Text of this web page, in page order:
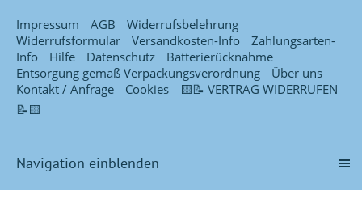
Impressum AGB
Widerrufsbelehrung
Widerrufsformular
Versandkosten-Info
Zahlungsarten-
Info
Hilfe Datenschutz
Batterierücknahme
Entsorgung gemäß Verpackungsverordnung
Über uns
Kontakt / Anfrage
Cookies
🟨📝 VERTRAG WIDERRUFEN
📝🟨
Navigation einblenden